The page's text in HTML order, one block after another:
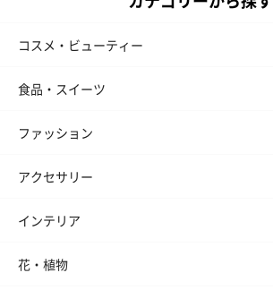
コスメ・ビューティー
食品・スイーツ
ファッション
アクセサリー
インテリア
花・植物